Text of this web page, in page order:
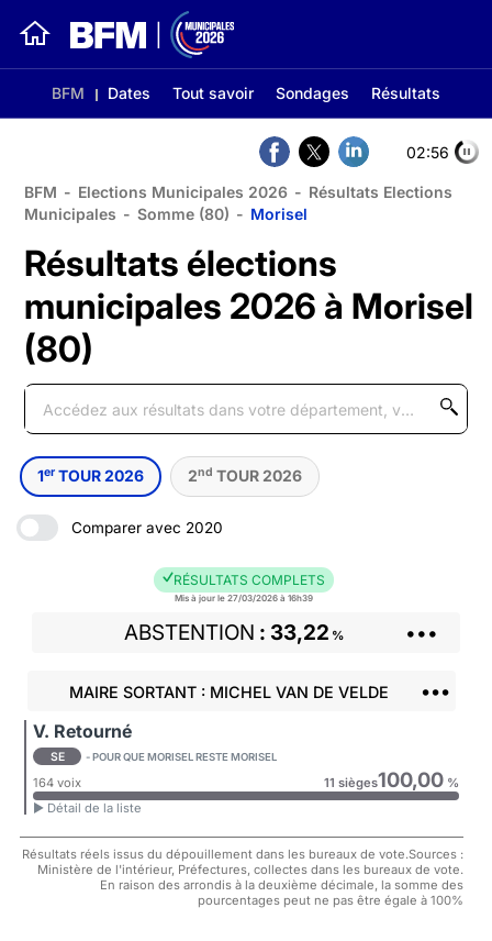
BFM Dates Tout savoir Sondages Résultats
02:56
BFM - Elections Municipales 2026 - Résultats Elections
Municipales - Somme (80) - Morisel
Résultats élections
municipales 2026 à Morisel
(80)
1er TOUR 2026 2nd TOUR 2026
Comparer avec 2020
RÉSULTATS COMPLETS
Mis à jour le 27/03/2026 à 16h39
ABSTENTION 33,22 % •••
MAIRE SORTANT : MICHEL VAN DE VELDE •••
V. Retourné
SE - POUR QUE MORISEL RESTE MORISEL
164 voix 11 sièges100,00%
► Détail de la liste
Résultats réels issus du dépouillement dans les bureaux de vote.Sources :
Ministère de l'intérieur, Préfectures, collectes dans les bureaux de vote.
En raison des arrondis à la deuxième décimale, la somme des
pourcentages peut ne pas être égale à 100%